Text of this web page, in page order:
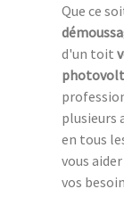
Que ce
d'un toit
plusieurs
en tous
vous
vos